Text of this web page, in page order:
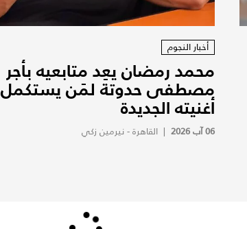
أخبار النجوم
محمد رمضان يعِد متابعيه بأجر
مصطفى حدوتة لمَن يستكمل
أغنيته الجديدة
06 آب 2026 | القاهرة - نيرمين زكي